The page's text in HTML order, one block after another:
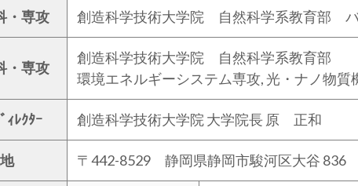
・専攻 創造科学技術大学院 自然科学系教育部
・専攻
創造科学技術大学院 自然科学系教育部
環境エネルギーシステム専攻, 光・ナノ物質
ｨﾚｸﾀｰ 創造科学技術大学院 大学院長 原 正和
〒442-8529 静岡県静岡市駿河区大谷 836